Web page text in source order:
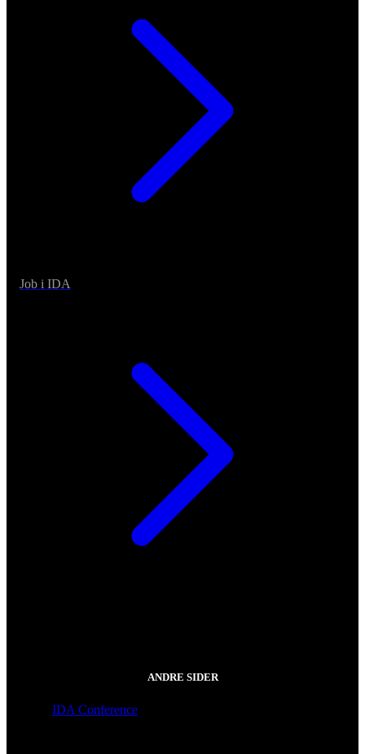
Job i IDA
ANDRE SIDER
IDA Conference